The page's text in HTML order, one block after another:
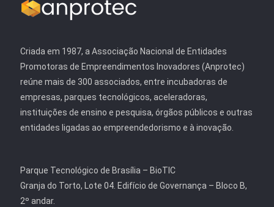
Criada em 1987, a Associação Nacional de Entidades
Promotoras de Empreendimentos Inovadores (Anprotec)
reúne mais de 300 associados, entre incubadoras de
empresas, parques tecnológicos, aceleradoras,
instituições de ensino e pesquisa, órgãos públicos e outras
entidades ligadas ao empreendedorismo e à inovação.
Parque Tecnológico de Brasília – BioTIC
Granja do Torto, Lote 04. Edifício de Governança – Bloco B,
2º andar.